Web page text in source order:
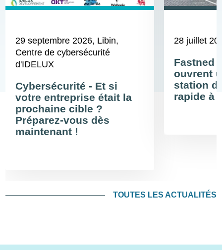
29 septembre 2026, Libin,
Centre de cybersécurité
d'IDELUX
Cybersécurité - Et si
votre entreprise était la
prochaine cible ?
Préparez-vous dès
maintenant !
28 juillet
Fastned
ouvrent
station
rapide à
TOUTES LES ACTUALITÉS